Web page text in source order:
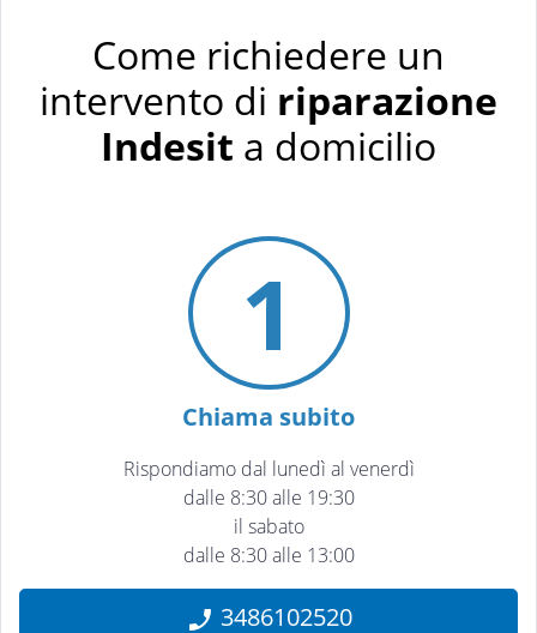
Come richiedere un
intervento di riparazione
Indesit a domicilio
1
Chiama subito
Rispondiamo dal lunedì al venerdì
dalle 8:30 alle 19:30
il sabato
dalle 8:30 alle 13:00
3486102520